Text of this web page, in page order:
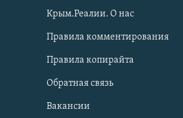
Крым.Реалии. О нас
Правила комментирования
Правила копирайта
Обратная связь
Вакансии